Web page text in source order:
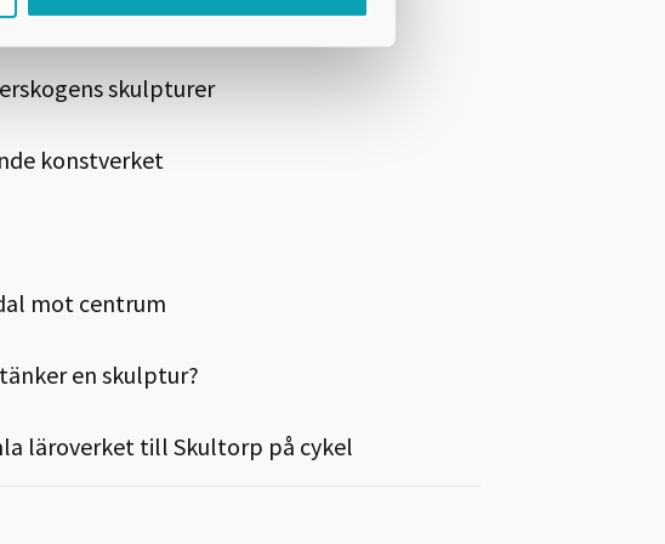
Sjukhus Skövde – Del 2
skulpturer
konstverket
mot centrum
en skulptur?
läroverket till Skultorp på cykel